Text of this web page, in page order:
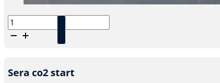
Sera
planten-
Sera co2 start